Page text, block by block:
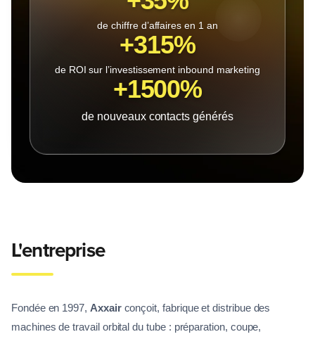
de chiffre d’affaires en 1 an
+315%
de ROI sur l’investissement inbound marketing
+1500%
de nouveaux contacts générés
L'entreprise
Fondée en 1997, Axxairconçoit, fabrique et distribue des
machines de travail orbital du tube : préparation, coupe,